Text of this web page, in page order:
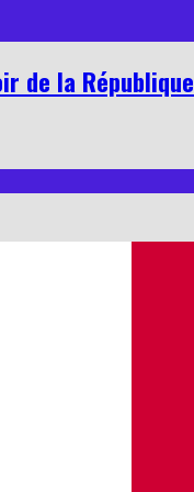
de la République